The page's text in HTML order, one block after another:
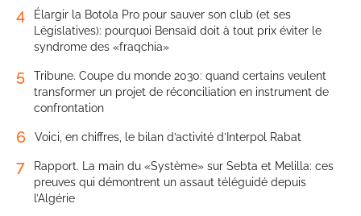
4
Élargir la Botola Pro pour sauver son club (et ses
Législatives): pourquoi Bensaïd doit à tout prix éviter le
syndrome des «fraqchia»
5
Tribune. Coupe du monde 2030: quand certains veulent
transformer un projet de réconciliation en instrument de
confrontation
6 Voici, en chiffres, le bilan d’activité d’Interpol Rabat
7
Rapport. La main du «Système» sur Sebta et Melilla: ces
preuves qui démontrent un assaut téléguidé depuis
l’Algérie